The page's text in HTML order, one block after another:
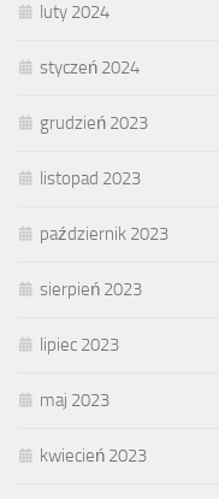
luty 2024
styczeń 2024
grudzień 2023
listopad 2023
październik 2023
sierpień 2023
lipiec 2023
maj 2023
kwiecień 2023